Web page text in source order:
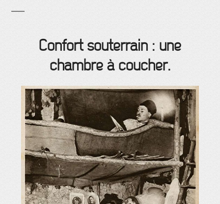
Confort souterrain : une
chambre à coucher.